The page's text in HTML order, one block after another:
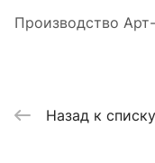
Производство
Назад к списку